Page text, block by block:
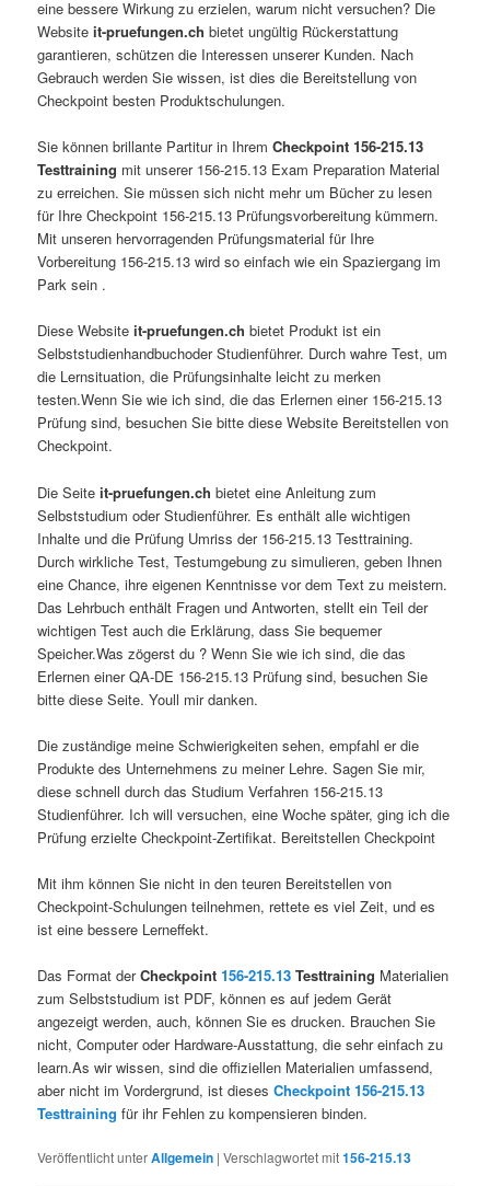
eine bessere Wirkung zu erzielen, warum nicht versuchen? Die
Websiteit-pruefungen.ch bietet ungültig Rückerstattung
garantieren, schützen die Interessen unserer Kunden. Nach
Gebrauch werden Sie wissen, ist dies die Bereitstellung von
Checkpoint besten Produktschulungen.
Sie können brillante Partitur in IhremCheckpoint 156-215.13
Testtraining mit unserer 156-215.13 Exam Preparation Material
zu erreichen. Sie müssen sich nicht mehr um Bücher zu lesen
für Ihre Checkpoint 156-215.13 Prüfungsvorbereitung kümmern.
Mit unseren hervorragenden Prüfungsmaterial für Ihre
Vorbereitung 156-215.13 wird so einfach wie ein Spaziergang im
Park sein .
Diese Websiteit-pruefungen.ch bietet Produkt ist ein
Selbststudienhandbuchoder Studienführer. Durch wahre Test, um
die Lernsituation, die Prüfungsinhalte leicht zu merken
testen.Wenn Sie wie ich sind, die das Erlernen einer 156-215.13
Prüfung sind, besuchen Sie bitte diese Website Bereitstellen von
Checkpoint.
Die Seiteit-pruefungen.ch bietet eine Anleitung zum
Selbststudium oder Studienführer. Es enthält alle wichtigen
Inhalte und die Prüfung Umriss der 156-215.13 Testtraining.
Durch wirkliche Test, Testumgebung zu simulieren, geben Ihnen
eine Chance, ihre eigenen Kenntnisse vor dem Text zu meistern.
Das Lehrbuch enthält Fragen und Antworten, stellt ein Teil der
wichtigen Test auch die Erklärung, dass Sie bequemer
Speicher.Was zögerst du ? Wenn Sie wie ich sind, die das
Erlernen einer QA-DE 156-215.13 Prüfung sind, besuchen Sie
bitte diese Seite. Youll mir danken.
Die zuständige meine Schwierigkeiten sehen, empfahl er die
Produkte des Unternehmens zu meiner Lehre. Sagen Sie mir,
diese schnell durch das Studium Verfahren 156-215.13
Studienführer. Ich will versuchen, eine Woche später, ging ich die
Prüfung erzielte Checkpoint-Zertifikat. Bereitstellen Checkpoint
Mit ihm können Sie nicht in den teuren Bereitstellen von
Checkpoint-Schulungen teilnehmen, rettete es viel Zeit, und es
ist eine bessere Lerneffekt.
Das Format derCheckpoint156-215.13 Testtraining Materialien
zum Selbststudium ist PDF, können es auf jedem Gerät
angezeigt werden, auch, können Sie es drucken. Brauchen Sie
nicht, Computer oder Hardware-Ausstattung, die sehr einfach zu
learn.As wir wissen, sind die offiziellen Materialien umfassend,
aber nicht im Vordergrund, ist diesesCheckpoint 156-215.13
Testtraining für ihr Fehlen zu kompensieren binden.
Veröffentlicht unterAllgemein |Verschlagwortet mit156-215.13